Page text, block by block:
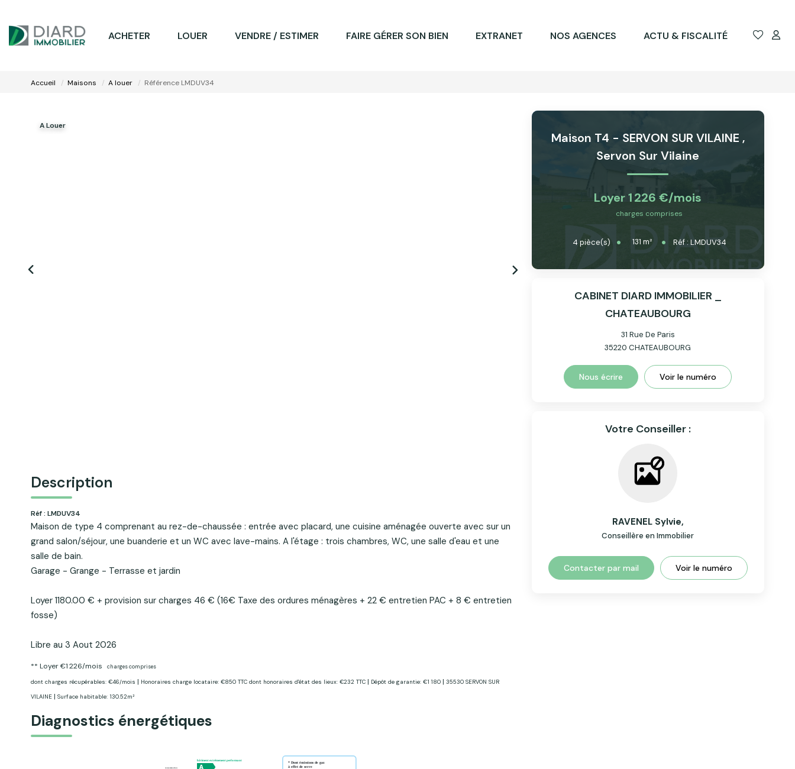
ACHETER LOUER VENDRE / ESTIMER FAIRE GÉRER SON BIEN EXTRANET NOS AGENCES ACTU & FISCALITÉ
Accueil Maisons A louer Référence LMDUV34
A Louer
Description
Réf : LMDUV34
Maison de type 4 comprenant au rez-de-chaussée : entrée avec placard, une cuisine aménagée ouverte avec sur un
grand salon/séjour, une buanderie et un WC avec lave-mains. A l'étage : trois chambres, WC, une salle d'eau et une
salle de bain.
Garage - Grange - Terrasse et jardin
Loyer 1180.00 € + provision sur charges 46 € (16€ Taxe des ordures ménagères + 22 € entretien PAC + 8 € entretien
fosse)
Libre au 3 Aout 2026
** Loyer €1 226/mois charges comprises
dont charges récupérables: €46/mois | Honoraires charge locataire: €850 TTC dont honoraires d'état des lieux: €232 TTC | Dépôt de garantie: €1 180 | 35530 SERVON SUR
VILAINE | Surface habitable: 130.52m²
Diagnostics énergétiques
Maison T4 - SERVON SUR VILAINE ,
Servon Sur Vilaine
Loyer 1 226 €/mois
charges comprises
4pièce(s) 131m² Réf :LMDUV34
CABINET DIARD IMMOBILIER _
CHATEAUBOURG
31 Rue De Paris
35220CHATEAUBOURG
Nous écrire Voir le numéro
Votre Conseiller :
RAVENEL Sylvie,
Conseillère en Immobilier
Contacter par mail Voir le numéro